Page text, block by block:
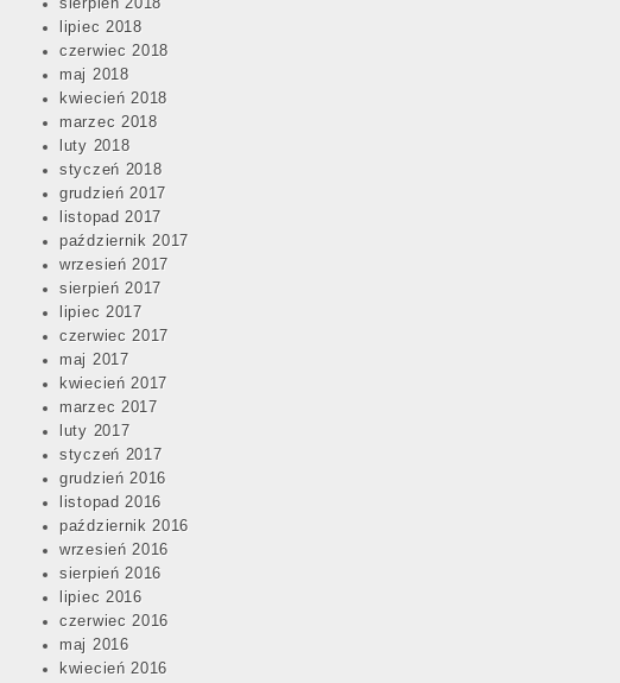
sierpień 2018
lipiec 2018
czerwiec 2018
maj 2018
kwiecień 2018
marzec 2018
luty 2018
styczeń 2018
grudzień 2017
listopad 2017
październik 2017
wrzesień 2017
sierpień 2017
lipiec 2017
czerwiec 2017
maj 2017
kwiecień 2017
marzec 2017
luty 2017
styczeń 2017
grudzień 2016
listopad 2016
październik 2016
wrzesień 2016
sierpień 2016
lipiec 2016
czerwiec 2016
maj 2016
kwiecień 2016